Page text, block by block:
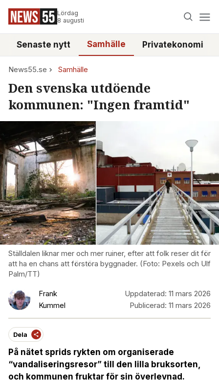
Lördag
8 augusti
Senaste nytt Samhälle Privatekonomi
News55.se Samhälle
Den svenska utdöende
kommunen: "Ingen framtid"
Ställdalen liknar mer och mer ruiner, efter att folk reser dit för
att ha en chans att förstöra byggnader. (Foto: Pexels och Ulf
Palm/TT)
Frank
Kummel
Uppdaterad: 11 mars 2026
Publicerad: 11 mars 2026
Dela
På nätet sprids rykten om organiserade
“vandaliseringsresor” till den lilla bruksorten,
och kommunen fruktar för sin överlevnad.